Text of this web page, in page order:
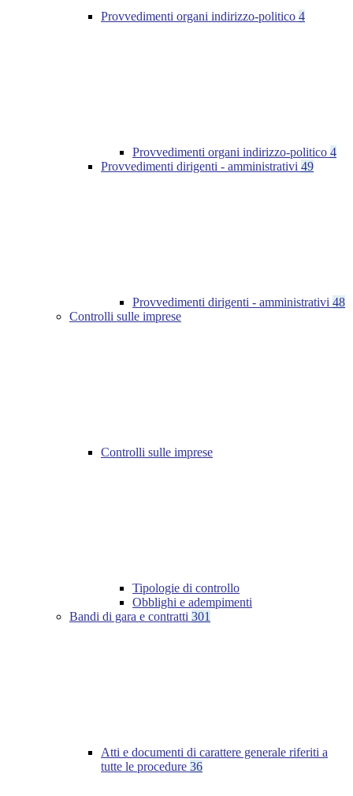
Provvedimenti organi indirizzo-politico 4
Provvedimenti organi indirizzo-politico 4
Provvedimenti dirigenti - amministrativi 49
Provvedimenti dirigenti - amministrativi 48
Controlli sulle imprese
Controlli sulle imprese
Tipologie di controllo
Obblighi e adempimenti
Bandi di gara e contratti 301
Atti e documenti di carattere generale riferiti a
tutte le procedure 36